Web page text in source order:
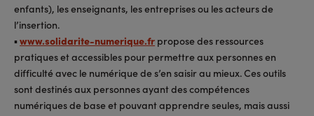
enfants), les enseignants, les entreprises ou les acteurs de
l’insertion.
▪www.solidarite-numerique.fr propose des ressources
pratiques et accessibles pour permettre aux personnes en
difficulté avec le numérique de s’en saisir au mieux. Ces outils
sont destinés aux personnes ayant des compétences
numériques de base et pouvant apprendre seules, mais aussi